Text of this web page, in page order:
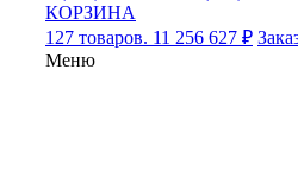
КОРЗИНА
127 товаров. 11 256 627 ₽
Меню